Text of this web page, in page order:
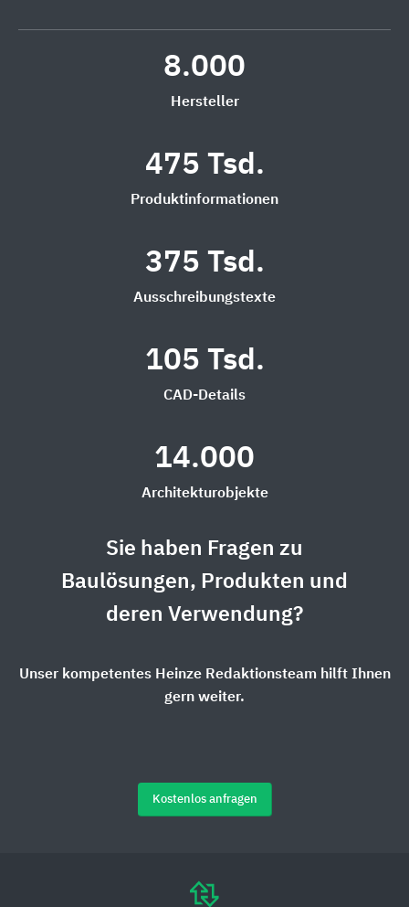
8.000
Hersteller
475 Tsd.
Produktinformationen
375 Tsd.
Ausschreibungstexte
105 Tsd.
CAD-Details
14.000
Architekturobjekte
Sie haben Fragen zu
Baulösungen, Produkten und
deren Verwendung?
Unser kompetentes Heinze Redaktionsteam hilft Ihnen
gern weiter.
Kostenlos anfragen